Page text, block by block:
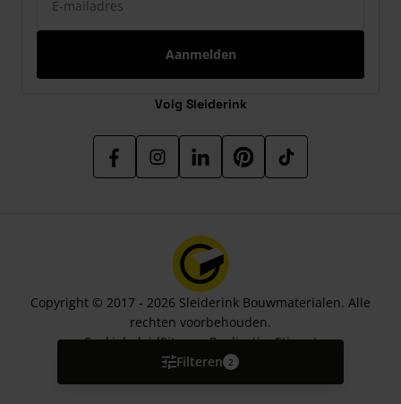
Filteren 2
Aanmelden
Volg Sleiderink
Copyright © 2017 - 2026 Sleiderink Bouwmaterialen. Alle
rechten voorbehouden.
CookiebeleidSitemapRealisatie:Stimmt